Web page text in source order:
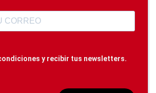
y recibir tus newsletters.